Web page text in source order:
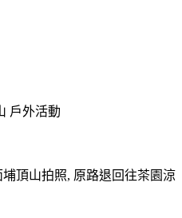
頂山拍照, 原路退回往茶園涼